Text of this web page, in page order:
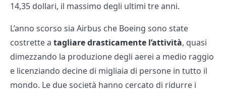
14,35 dollari, il massimo degli ultimi tre anni.
L’anno scorso sia Airbus che Boeing sono state
costrette a tagliare drasticamente l’attività, quasi
dimezzando la produzione degli aerei a medio raggio
e licenziando decine di migliaia di persone in tutto il
mondo. Le due società hanno cercato di ridurre i